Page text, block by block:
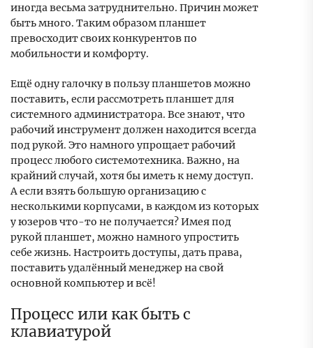
иногда весьма затруднительно. Причин может
быть много. Таким образом планшет
превосходит своих конкурентов по
мобильности и комфорту.
Ещё одну галочку в пользу планшетов можно
поставить, если рассмотреть планшет для
системного администратора. Все знают, что
рабочий инструмент должен находится всегда
под рукой. Это намного упрощает рабочий
процесс любого системотехника. Важно, на
крайний случай, хотя бы иметь к нему доступ.
А если взять большую организацию с
несколькими корпусами, в каждом из которых
у юзеров что-то не получается? Имея под
рукой планшет, можно намного упростить
себе жизнь. Настроить доступы, дать права,
поставить удалённый менеджер на свой
основной компьютер и всё!
Процесс или как быть с
клавиатурой